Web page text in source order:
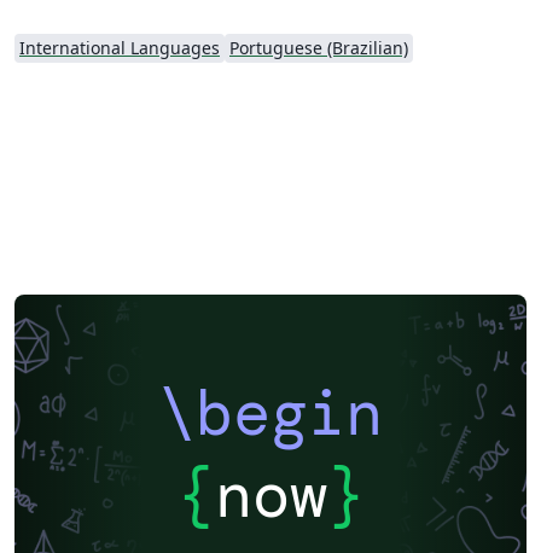
International Languages Portuguese (Brazilian)
\begin
{now}